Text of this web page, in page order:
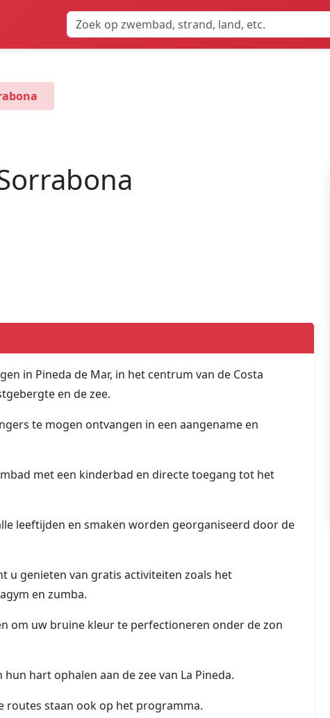
in Pineda de Mar, in het centrum van de Costa
en de zee.
te mogen ontvangen in een aangename en
met een kinderbad en directe toegang tot het
leeftijden en smaken worden georganiseerd door de
u genieten van gratis activiteiten zoals het
en zumba.
om uw bruine kleur te perfectioneren onder de zon
hart ophalen aan de zee van La Pineda.
routes staan ook op het programma.